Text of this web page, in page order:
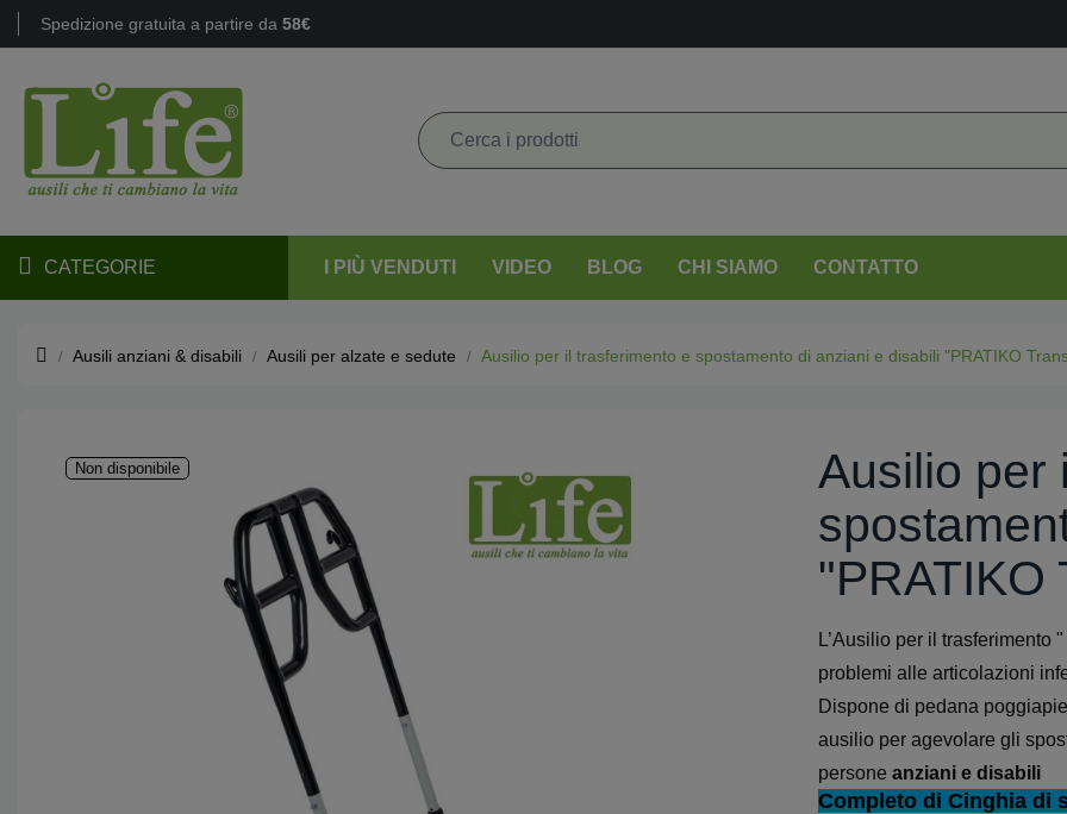
Spedizione gratuita a partire da 58€
CATEGORIE I PIÙ VENDUTI VIDEO BLOG CHI SIAMO CONTATTO
Ausili anziani & disabili Ausili per alzate e sedute Ausilio per il trasferimento e spostamento di anziani e disabili "PRATIKO
Non disponibile
Ausilio per
"PRATIKO
L’Ausilio per il trasferimento "
problemi alle articolazioni
Dispone di pedana
ausilio per agevolare gli
persone anziani e disabili
Completo di Cinghia di